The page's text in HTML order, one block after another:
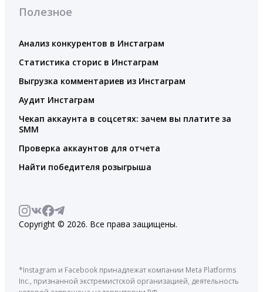
Полезное
Анализ конкурентов в Инстаграм
Статистика сторис в Инстаграм
Выгрузка комментариев из Инстаграм
Аудит Инстаграм
Чекап аккаунта в соцсетях: зачем вы платите за
SMM
Проверка аккаунтов для отчета
Найти победителя розыгрыша
Copyright © 2026. Все права защищены.
*Instagram и Facebook принадлежат компании Meta Platforms
Inc., признанной экстремистской организацией, деятельность